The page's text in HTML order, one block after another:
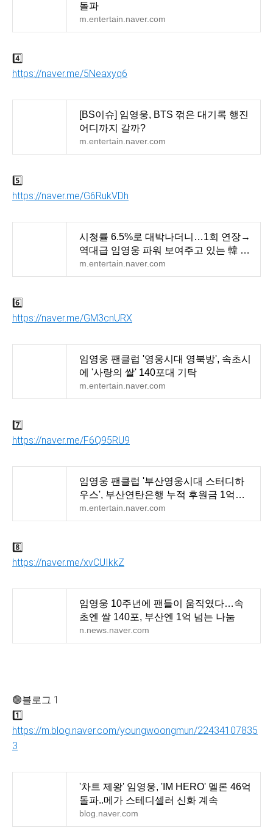
돌파
m.entertain.naver.com
4️⃣
https://naver.me/5Neaxyq6
[BS이슈] 임영웅, BTS 꺾은 대기록 행진
어디까지 갈까?
m.entertain.naver.com
5️⃣
https://naver.me/G6RukVDh
시청률 6.5%로 대박나더니…1회 연장→
역대급 임영웅 파워 보여주고 있는 韓 예
능 ('산골총각 영
m.entertain.naver.com
6️⃣
https://naver.me/GM3cnURX
임영웅 팬클럽 '영웅시대 영북방', 속초시
에 '사랑의 쌀' 140포대 기탁
m.entertain.naver.com
7️⃣
https://naver.me/F6Q95RU9
임영웅 팬클럽 '부산영웅시대 스터디하
우스', 부산연탄은행 누적 후원금 1억원
돌파..'아름다운
m.entertain.naver.com
8️⃣
https://naver.me/xvCUIkkZ
임영웅 10주년에 팬들이 움직였다…속
초엔 쌀 140포, 부산엔 1억 넘는 나눔
n.news.naver.com
🟢블로그 1
1️⃣
https://m.blog.naver.com/youngwoongmun/22434107835
3
'차트 제왕' 임영웅, 'IM HERO' 멜론 46억
돌파..메가 스테디셀러 신화 계속
blog.naver.com